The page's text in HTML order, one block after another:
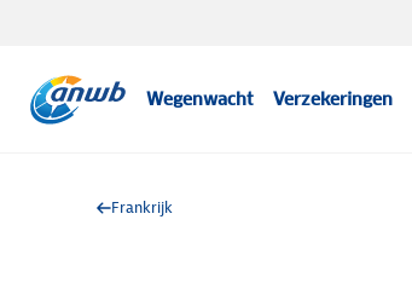
Wegenwacht Verzekeringen
Frankrijk